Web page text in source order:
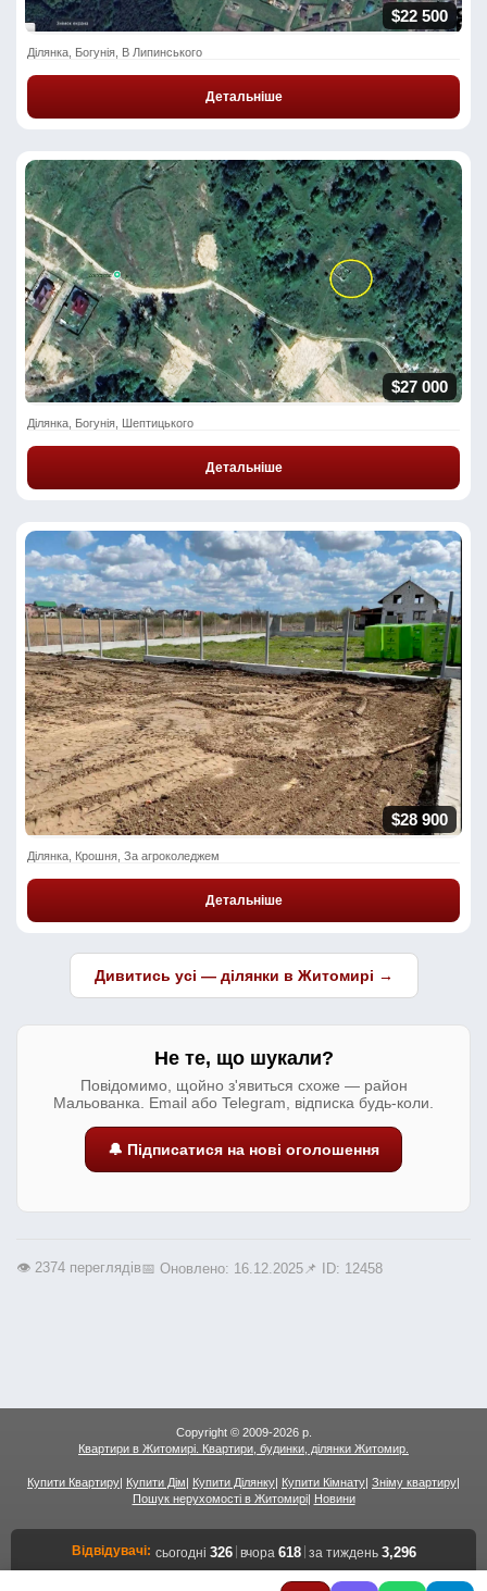
$22 500
Ділянка, Богунія, В Липинського
Детальніше
$27 000
Ділянка, Богунія, Шептицького
Детальніше
$28 900
Ділянка, Крошня, За агроколеджем
Детальніше
Дивитись усі — ділянки в Житомирі →
Не те, що шукали?
Повідомимо, щойно з'явиться схоже — район
Мальованка. Email або Telegram, відписка будь-коли.
🔔 Підписатися на нові оголошення
👁️ 2374 переглядів📅 Оновлено: 16.12.2025📌 ID: 12458
Copyright © 2009-2026 р.
Квартири в Житомирі. Квартири, будинки, ділянки Житомир.
Купити Квартиру| Купити Дім| Купити Ділянку| Купити Кімнату| Зніму квартиру|
Пошук нерухомості в Житомирі| Новини
Відвідувачі: сьогодні 326 | вчора 618 | за тиждень 3,296
Переглядів сторінок: | |